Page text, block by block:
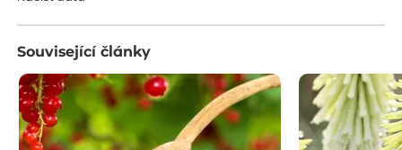
Související články